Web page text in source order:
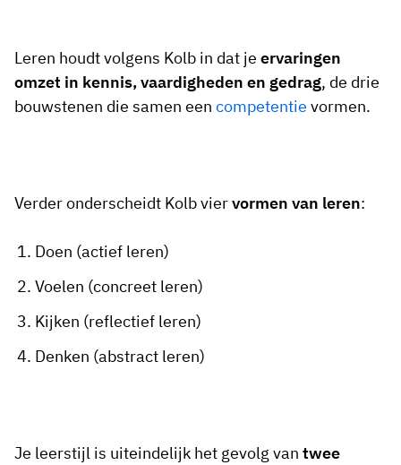
Leren houdt volgens Kolb in dat je ervaringen
omzet in kennis, vaardigheden en gedrag, de drie
bouwstenen die samen een competentie vormen.
Verder onderscheidt Kolb viervormen van leren:
Doen (actief leren)
Voelen (concreet leren)
Kijken (reflectief leren)
Denken (abstract leren)
Je leerstijl is uiteindelijk het gevolg van twee